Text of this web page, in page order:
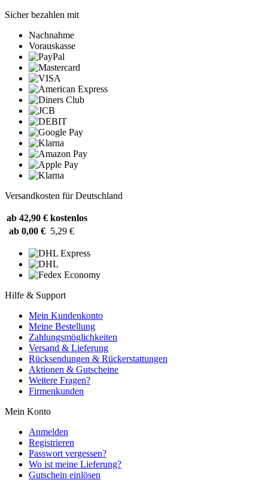
Sicher bezahlen mit
Nachnahme
Vorauskasse
Versandkosten für Deutschland
ab 42,90 € kostenlos
ab 0,00 € 5,29 €
Hilfe & Support
Mein Kundenkonto
Meine Bestellung
Zahlungsmöglichkeiten
Versand & Lieferung
Rücksendungen & Rückerstattungen
Aktionen & Gutscheine
Weitere Fragen?
Firmenkunden
Mein Konto
Anmelden
Registrieren
Passwort vergessen?
Wo ist meine Lieferung?
Gutschein einlösen